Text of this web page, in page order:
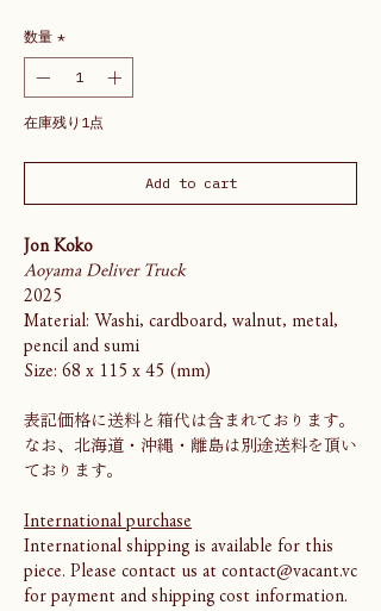
数量 *
在庫残り1点
Add to cart
Jon Koko
Aoyama Deliver Truck
2025
Material: Washi, cardboard, walnut, metal,
pencil and sumi
Size: 68 x 115 x 45 (mm)
表記価格に送料と箱代は含まれております。
なお、北海道・沖縄・離島は別途送料を頂い
ております。
International purchase
International shipping is available for this
piece. Please contact us at contact@vacant.vc
for payment and shipping cost information.